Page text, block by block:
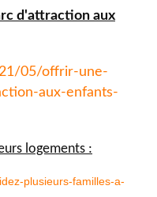
d'attraction aux
05/offrir-une-
aux-enfants-
logements :
plusieurs-familles-a-